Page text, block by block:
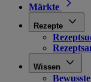
Märkte
Rezepte
Wissen